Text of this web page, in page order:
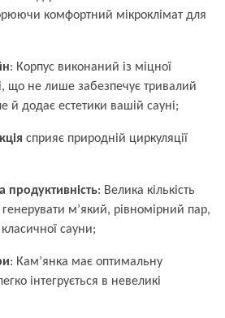
комфортний мікроклімат для
: Корпус виконаний із міцної
що не лише забезпечує тривалий
й додає естетики вашій сауні;
сприяє природній циркуляції
продуктивність: Велика кількість
м’який, рівномірний пар,
сауни;
: Кам’янка має оптимальну
інтегрується в невеликі